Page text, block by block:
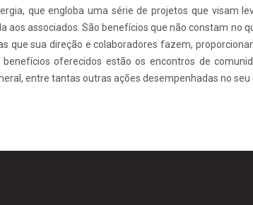
que engloba uma série de projetos que visam
aos associados. São benefícios que não constam no
que sua direção e colaboradores fazem,
benefícios oferecidos estão os encontros de
entre tantas outras ações desempenhadas no seu